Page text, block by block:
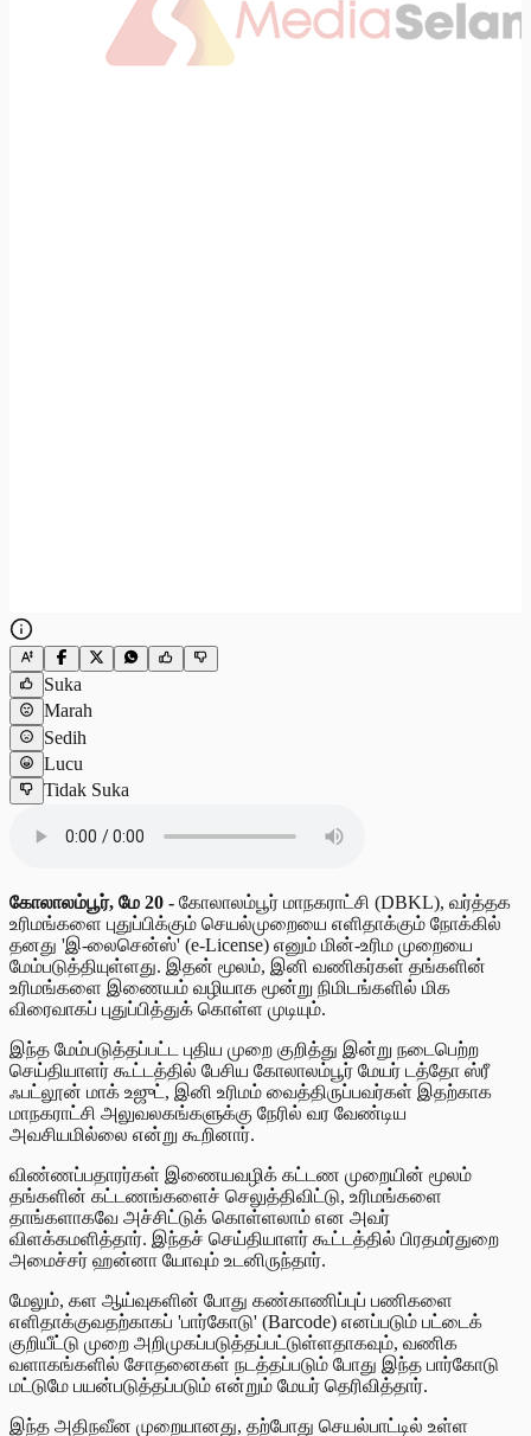
Suka
Marah
Sedih
Lucu
Tidak Suka
கோலாலம்பூர், மே 20 - கோலாலம்பூர் மாநகராட்சி (DBKL), வர்த்தக
உரிமங்களை புதுப்பிக்கும் செயல்முறையை எளிதாக்கும் நோக்கில்
தனது 'இ-லைசென்ஸ்' (e-License) எனும் மின்-உரிம முறையை
மேம்படுத்தியுள்ளது. இதன் மூலம், இனி வணிகர்கள் தங்களின்
உரிமங்களை இணையம் வழியாக மூன்று நிமிடங்களில் மிக
விரைவாகப் புதுப்பித்துக் கொள்ள முடியும்.
இந்த மேம்படுத்தப்பட்ட புதிய முறை குறித்து இன்று நடைபெற்ற
செய்தியாளர் கூட்டத்தில் பேசிய கோலாலம்பூர் மேயர் டத்தோ ஸ்ரீ
ஃபட்லூன் மாக் உஜுட், இனி உரிமம் வைத்திருப்பவர்கள் இதற்காக
மாநகராட்சி அலுவலகங்களுக்கு நேரில் வர வேண்டிய
அவசியமில்லை என்று கூறினார்.
விண்ணப்பதாரர்கள் இணையவழிக் கட்டண முறையின் மூலம்
தங்களின் கட்டணங்களைச் செலுத்திவிட்டு, உரிமங்களை
தாங்களாகவே அச்சிட்டுக் கொள்ளலாம் என அவர்
விளக்கமளித்தார். இந்தச் செய்தியாளர் கூட்டத்தில் பிரதமர்துறை
அமைச்சர் ஹன்னா யோவும் உடனிருந்தார்.
மேலும், கள ஆய்வுகளின் போது கண்காணிப்புப் பணிகளை
எளிதாக்குவதற்காகப் 'பார்கோடு' (Barcode) எனப்படும் பட்டைக்
குறியீட்டு முறை அறிமுகப்படுத்தப்பட்டுள்ளதாகவும், வணிக
வளாகங்களில் சோதனைகள் நடத்தப்படும் போது இந்த பார்கோடு
மட்டுமே பயன்படுத்தப்படும் என்றும் மேயர் தெரிவித்தார்.
இந்த அதிநவீன முறையானது, தற்போது செயல்பாட்டில் உள்ள